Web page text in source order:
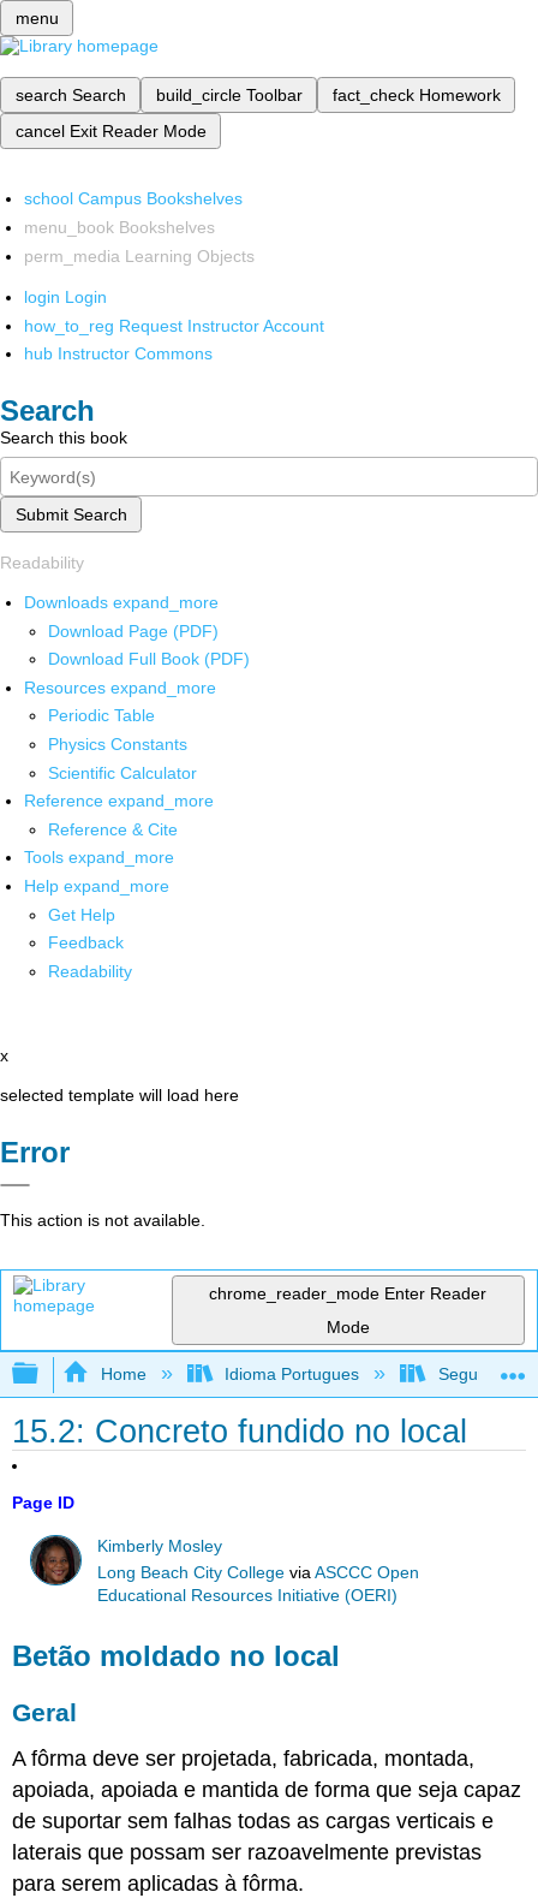
menu
search Search build_circle Toolbar fact_check Homework
cancel Exit Reader Mode
school Campus Bookshelves
menu_book Bookshelves
perm_media Learning Objects
login Login
how_to_reg Request Instructor Account
hub Instructor Commons
Search
Search this book
Submit Search
Readability
Downloads expand_more
Download Page (PDF)
Download Full Book (PDF)
Resources expand_more
Periodic Table
Physics Constants
Scientific Calculator
Reference expand_more
Reference & Cite
Tools expand_more
Help expand_more
Get Help
Feedback
Readability
x
selected template will load here
Error
This action is not available.
chrome_reader_mode Enter Reader
Mode
Expand/collapse global hierarchy
Home Idioma Portugues Segurança
15.2: Concreto fundido no local
Page ID
Kimberly Mosley
Long Beach City College viaASCCC Open
Educational Resources Initiative (OERI)
Betão moldado no local
Geral
A fôrma deve ser projetada, fabricada, montada,
apoiada, apoiada e mantida de forma que seja capaz
de suportar sem falhas todas as cargas verticais e
laterais que possam ser razoavelmente previstas
para serem aplicadas à fôrma.